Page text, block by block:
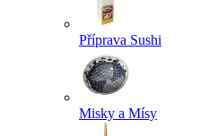
Příprava Sushi
Misky a Mísy